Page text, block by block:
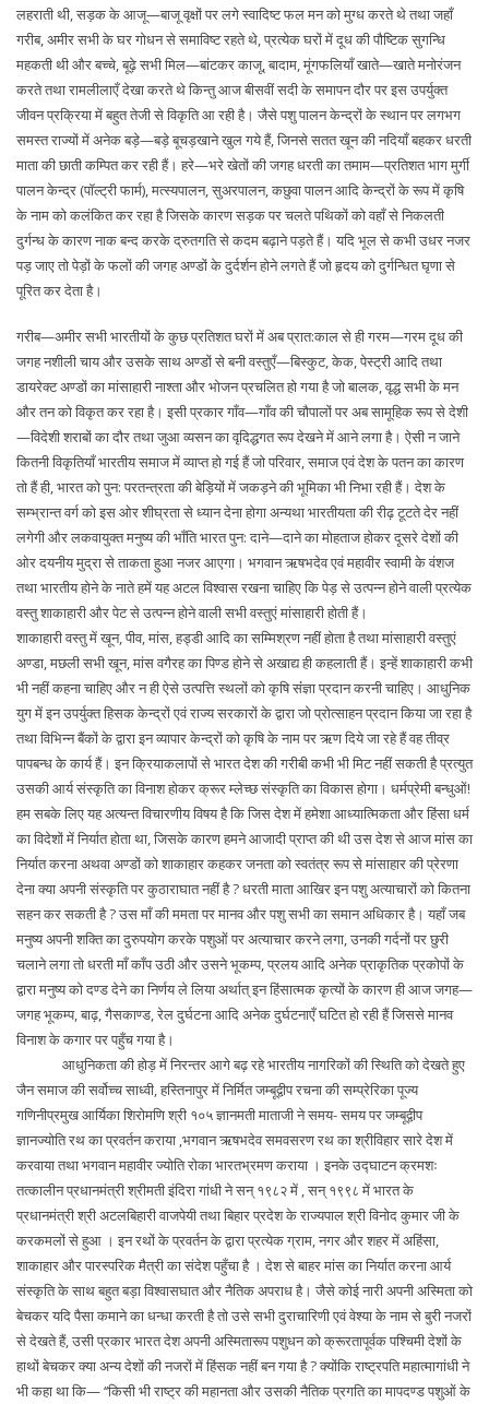
लहराती थी, सड़क के आजू—बाजू वृक्षों पर लगे स्वादिष्ट फल मन को मुग्ध करते थे तथा जहाँ
गरीब, अमीर सभी के घर गोधन से समाविष्ट रहते थे, प्रत्येक घरों में दूध की पौष्टिक सुगन्धि
महकती थी और बच्चे, बूढ़े सभी मिल—बांटकर काजू, बादाम, मूंगफलियाँ खाते—खाते मनोरंजन
करते तथा रामलीलाएँ देखा करते थे किन्तु आज बीसवीं सदी के समापन दौर पर इस उपर्युक्त
जीवन प्रक्रिया में बहुत तेजी से विकृति आ रही है। जैसे पशु पालन केन्द्रों के स्थान पर लगभग
समस्त राज्यों में अनेक बड़े—बड़े बूचड़खाने खुल गये हैं, जिनसे सतत खून की नदियाँ बहकर धरती
माता की छाती कम्पित कर रही हैं। हरे—भरे खेतों की जगह धरती का तमाम—प्रतिशत भाग मुर्गी
पालन केन्द्र (पॉल्ट्री फार्म), मत्स्यपालन, सुअरपालन, कछुवा पालन आदि केन्द्रों के रूप में कृषि
के नाम को कलंकित कर रहा है जिसके कारण सड़क पर चलते पथिकों को वहाँ से निकलती
दुर्गन्ध के कारण नाक बन्द करके द्रुतगति से कदम बढ़ाने पड़ते हैं। यदि भूल से कभी उधर नजर
पड़ जाए तो पेड़ों के फलों की जगह अण्डों के दुर्दर्शन होने लगते हैं जो हृदय को दुर्गन्धित घृणा से
पूरित कर देता है।
गरीब—अमीर सभी भारतीयों के कुछ प्रतिशत घरों में अब प्रात:काल से ही गरम—गरम दूध की
जगह नशीली चाय और उसके साथ अण्डों से बनी वस्तुएँ—बिस्कुट, केक, पेस्ट्री आदि तथा
डायरेक्ट अण्डों का मांसाहारी नाश्ता और भोजन प्रचलित हो गया है जो बालक, वृद्ध सभी के मन
और तन को विकृत कर रहा है। इसी प्रकार गाँव—गाँव की चौपालों पर अब सामूहिक रूप से देशी
—विदेशी शराबों का दौर तथा जुआ व्यसन का वृदिद्धगत रूप देखने में आने लगा है। ऐसी न जाने
कितनी विकृतियाँ भारतीय समाज में व्याप्त हो गई हैं जो परिवार, समाज एवं देश के पतन का कारण
तो हैं ही, भारत को पुन: परतन्त्रता की बेड़ियों में जकड़ने की भूमिका भी निभा रही हैं। देश के
सम्भ्रान्त वर्ग को इस ओर शीघ्रता से ध्यान देना होगा अन्यथा भारतीयता की रीढ़ टूटते देर नहीं
लगेगी और लकवायुक्त मनुष्य की भाँति भारत पुन: दाने—दाने का मोहताज होकर दूसरे देशों की
ओर दयनीय मुद्रा से ताकता हुआ नजर आएगा। भगवान ऋषभदेव एवं महावीर स्वामी के वंशज
तथा भारतीय होने के नाते हमें यह अटल विश्वास रखना चाहिए कि पेड़ से उत्पन्न होने वाली प्रत्येक
वस्तु शाकाहारी और पेट से उत्पन्न होने वाली सभी वस्तुएं मांसाहारी होती हैं।
शाकाहारी वस्तु में खून, पीव, मांस, हड्डी आदि का सम्मिश्रण नहीं होता है तथा मांसाहारी वस्तुएं
अण्डा, मछली सभी खून, मांस वगैरह का पिण्ड होने से अखाद्य ही कहलाती हैं। इन्हें शाकाहारी कभी
भी नहीं कहना चाहिए और न ही ऐसे उत्पत्ति स्थलों को कृषि संंज्ञा प्रदान करनी चाहिए। आधुनिक
युग में इन उपर्युक्त हिसक केन्द्रों एवं राज्य सरकारों के द्वारा जो प्रोत्साहन प्रदान किया जा रहा है
तथा विभिन्न बैंकों के द्वारा इन व्यापार केन्द्रों को कृषि के नाम पर ऋण दिये जा रहे हैं वह तीव्र
पापबन्ध के कार्य हैं। इन क्रियाकलापों से भारत देश की गरीबी कभी भी मिट नहीं सकती है प्रत्युत
उसकी आर्य संस्कृति का विनाश होकर क्रूर म्लेच्छ संस्कृति का विकास होगा। धर्मप्रेमी बन्धुओं!
हम सबके लिए यह अत्यन्त विचारणीय विषय है कि जिस देश में हमेशा आध्यात्मिकता और हिंसा धर्म
का विदेशों में निर्यात होता था, जिसके कारण हमने आजादी प्राप्त की थी उस देश से आज मांस का
निर्यात करना अथवा अण्डों को शाकाहार कहकर जनता को स्वतंत्र रूप से मांसाहार की प्रेरणा
देना क्या अपनी संस्कृति पर कुठाराघात नहीं है ? धरती माता आखिर इन पशु अत्याचारों को कितना
सहन कर सकती है ? उस माँ की ममता पर मानव और पशु सभी का समान अधिकार है। यहाँ जब
मनुष्य अपनी शक्ति का दुरुपयोग करके पशुओं पर अत्याचार करने लगा, उनकी गर्दनों पर छुरी
चलाने लगा तो धरती माँ काँप उठी और उसने भूकम्प, प्रलय आदि अनेक प्राकृतिक प्रकोपों के
द्वारा मनुष्य को दण्ड देने का निर्णय ले लिया अर्थात् इन हिंसात्मक कृत्यों के कारण ही आज जगह—
जगह भूकम्प, बाढ़, गैसकाण्ड, रेल दुर्घटना आदि अनेक दुर्घटनाएँ घटित हो रही हैं जिससे मानव
विनाश के कगार पर पहुँच गया है।
आधुनिकता की होड़ में निरन्तर आगे बढ़ रहे भारतीय नागरिकों की स्थिति को देखते हुए
जैन समाज की सर्वोच्च साध्वी, हस्तिनापुर में निर्मित जम्बूद्वीप रचना की सम्प्रेरिका पूज्य
गणिनीप्रमुख आर्यिका शिरोमणि श्री १०५ ज्ञानमती माताजी ने समय- समय पर जम्बूद्वीप
ज्ञानज्योति रथ का प्रवर्तन कराया ,भगवान ऋषभदेव समवसरण रथ का श्रीविहार सारे देश में
करवाया तथा भगवान महावीर ज्योति रोका भारतभ्रमण कराया । इनके उद्घाटन क्रमशः
तत्कालीन प्रधानमंत्री श्रीमती इंदिरा गांधी ने सन् १९८२ में , सन् १९९८ में भारत के
प्रधानमंत्री श्री अटलबिहारी वाजपेयी तथा बिहार प्रदेश के राज्यपाल श्री विनोद कुमार जी के
करकमलों से हुआ । इन रथों के प्रवर्तन के द्वारा प्रत्येक ग्राम, नगर और शहर में अहिंसा,
शाकाहार और पारस्परिक मैत्री का संदेश पहुँचा है । देश से बाहर मांस का निर्यात करना आर्य
संस्कृति के साथ बहुत बड़ा विश्वासघात और नैतिक अपराध है। जैसे कोई नारी अपनी अस्मिता को
बेचकर यदि पैसा कमाने का धन्धा करती है तो उसे सभी दुराचारिणी एवं वेश्या के नाम से बुरी नजरों
से देखते हैं, उसी प्रकार भारत देश अपनी अस्मितारूप पशुधन को क्रूरतापूर्वक पश्चिमी देशों के
हाथों बेचकर क्या अन्य देशों की नजरों में हिंसक नहीं बन गया है ? क्योंकि राष्ट्रपति महात्मागांधी ने
भी कहा था कि— ‘‘किसी भी राष्ट्र की महानता और उसकी नैतिक प्रगति का मापदण्ड पशुओं के